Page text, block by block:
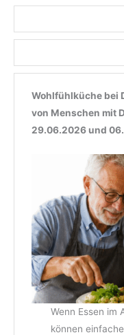
Wohlfühlküche bei
von Menschen mit
29.06.2026 und
Wenn Essen im
können